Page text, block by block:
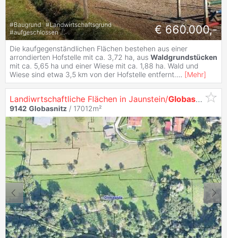
#Baugrund #Landwirtschaftsgrund
#aufgeschlossen € 660.000,-
Die kaufgegenständlichen Flächen bestehen aus einer
arrondierten Hofstelle mit ca. 3,72 ha, aus Waldgrundstücken
mit ca. 5,65 ha und einer Wiese mit ca. 1,88 ha. Wald und
Wiese sind etwa 3,5 km von der Hofstelle entfernt.... [Mehr]
Landiwrtschaftliche Flächen in Jaunstein/Globasnitz -
9142 Globasnitz / 17012m²